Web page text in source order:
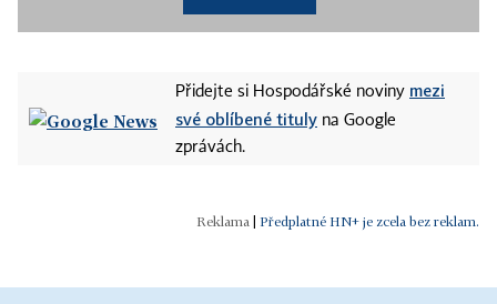
Přidejte si Hospodářské noviny mezi
své oblíbené tituly na Google
zprávách.
Předplatné HN+ je zcela bez reklam.